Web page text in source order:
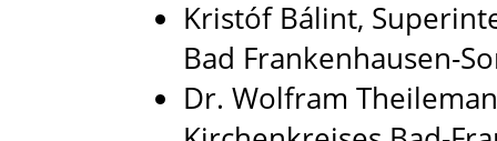
Kristóf Bálint,
Bad Frankenhausen-
Dr. Wolfram